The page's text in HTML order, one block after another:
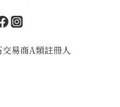
易商A類註冊人